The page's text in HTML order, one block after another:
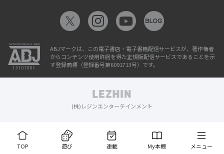
TOP 遊び 連載 My本棚 メニュー
ABJマークは、この電子書店・電子書籍配信サービスが、著作権者
からコンテンツ使用許諾を得た正規版配信サービスであることを示
す登録商標（登録番号第6091713号）です。
(株)レジンエンターテインメント